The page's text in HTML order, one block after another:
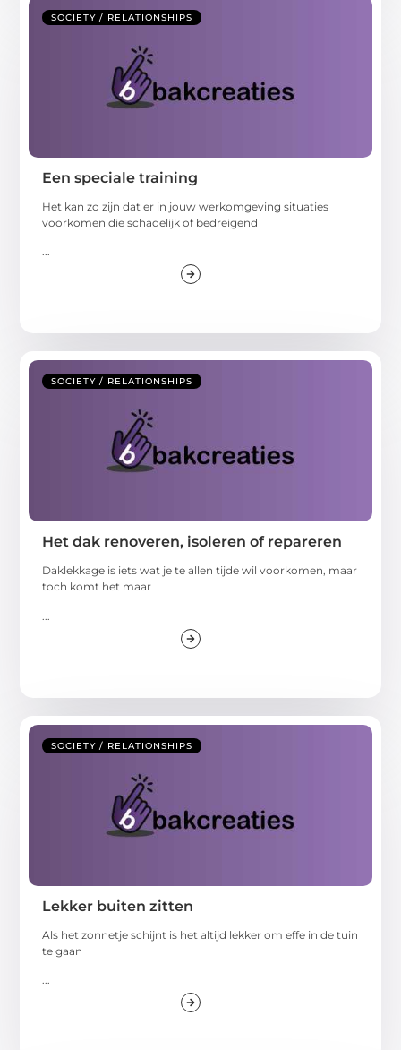
SOCIETY / RELATIONSHIPS
Een speciale training
Het kan zo zijn dat er in jouw werkomgeving situaties
voorkomen die schadelijk of bedreigend
...
SOCIETY / RELATIONSHIPS
Het dak renoveren, isoleren of repareren
Daklekkage is iets wat je te allen tijde wil voorkomen, maar
toch komt het maar
SOCIETY / RELATIONSHIPS
Lekker buiten zitten
Als het zonnetje schijnt is het altijd lekker om effe in de tuin
te gaan
...